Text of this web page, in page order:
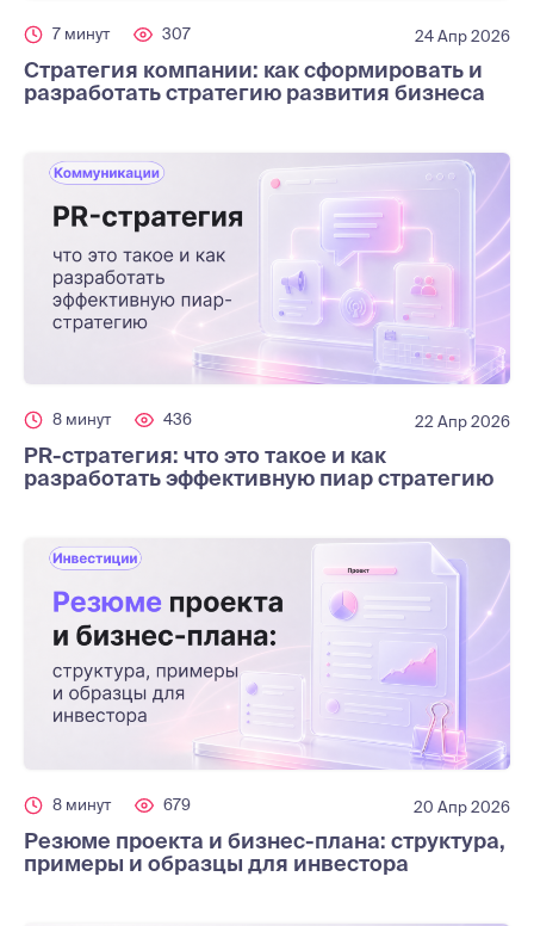
7 минут 307 24 Апр 2026
Стратегия компании: как сформировать и
разработать стратегию развития бизнеса
8 минут 436 22 Апр 2026
PR-стратегия: что это такое и как
разработать эффективную пиар стратегию
8 минут 679 20 Апр 2026
Резюме проекта и бизнес-плана: структура,
примеры и образцы для инвестора